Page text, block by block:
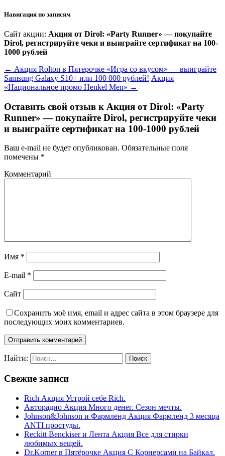
Навигация по записям
Сайт акции: Акция от Dirol: «Party Runner» — покупайте
Dirol, регистрируйте чеки и выиграйте сертификат на 100-
1000 рублей
← Акция Rolton в Пятерочке «Игра со вкусом» — выиграйте
Samsung Galaxy S10+ или 100 000 рублей! Акция
«Национальное промо Henkel Men» →
Оставить свой отзыв к Акция от Dirol: «Party
Runner» — покупайте Dirol, регистрируйте чеки
и выиграйте сертификат на 100-1000 рублей
Ваш e-mail не будет опубликован. Обязательные поля
помечены *
Комментарий
Имя *
E-mail *
Сайт
Сохранить моё имя, email и адрес сайта в этом браузере для
последующих моих комментариев.
Найти:
Свежие записи
Rich Акция Устрой себе Rich.
Авторадио Акция Много денег. Сезон мечты.
Johnson&Johnson и Фармленд Акция Фармленд 3 месяца
ANTI простуды.
Reckitt Benckiser и Лента Акция Все для стирки
любимых вещей.
Dr.Korner в Пятёрочке Акция С Корнерсами на Байкал.